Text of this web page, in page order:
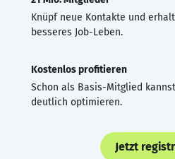
Knüpf neue Kontakte und
besseres Job-Leben.
Kostenlos profitieren
Schon als Basis-Mitglied
deutlich optimieren.
Jetzt